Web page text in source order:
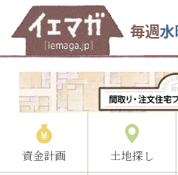
毎週水
資金計画 土地探し